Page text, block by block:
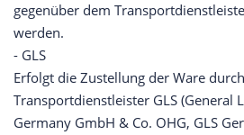
gegenüber dem
werden.
- GLS
Erfolgt die Zustellung der Ware
Transportdienstleister GLS (General
Germany GmbH & Co. OHG, GLS